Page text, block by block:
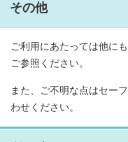
その他
ご利用にあたっては他に
ご参照ください。
また、ご不明な点はセー
わせください。